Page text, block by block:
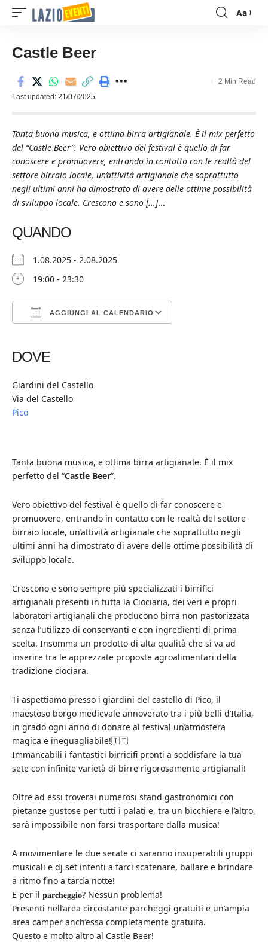
Font
Aa
Castle Beer
Last updated: 21/07/2025
2 Min Read
Tanta buona musica, e ottima birra artigianale. È il mix perfetto
del “Castle Beer”. Vero obiettivo del festival è quello di far
conoscere e promuovere, entrando in contatto con le realtà del
settore birraio locale, un’attività artigianale che soprattutto
negli ultimi anni ha dimostrato di avere delle ottime possibilità
di sviluppo locale. Crescono e sono [...]...
QUANDO
1.08.2025 - 2.08.2025
19:00 - 23:30
AGGIUNGI AL CALENDARIO
DOVE
Giardini del Castello
Via del Castello
Pico
Tanta buona musica, e ottima birra artigianale. È il mix
perfetto del “Castle Beer”.
Vero obiettivo del festival è quello di far conoscere e
promuovere, entrando in contatto con le realtà del settore
birraio locale, un’attività artigianale che soprattutto negli
ultimi anni ha dimostrato di avere delle ottime possibilità di
sviluppo locale.
Crescono e sono sempre più specializzati i birrifici
artigianali presenti in tutta la Ciociaria, dei veri e propri
laboratori artigianali che producono birra non pastorizzata
senza l’utilizzo di conservanti e con ingredienti di prima
scelta. Insomma un prodotto di alta qualità che si va ad
inserire tra le apprezzate proposte agroalimentari della
tradizione ciociara.
Ti aspettiamo presso i giardini del castello di Pico, il
maestoso borgo medievale annoverato tra i più belli d’Italia,
in grado ogni anno di donare al festival un’atmosfera
magica e ineguagliabile!🇮🇹
Immancabili i fantastici birricifi pronti a soddisfare la tua
sete con infinite varietà di birre rigorosamente artigianali!
Oltre ad essi troverai numerosi stand gastronomici con
pietanze gustose per tutti i palati e, tra un bicchiere e l’altro,
sarà impossibile non farsi trasportare dalla musica!
A movimentare le due serate ci saranno insuperabili gruppi
musicali e dj set intenti a farci scatenare, ballare e brindare
a ritmo fino a tarda notte!
E per il 𝐩𝐚𝐫𝐜𝐡𝐞𝐠𝐠𝐢𝐨? Nessun problema!
Presenti nell’area circostante parcheggi gratuiti e un’ampia
area camper anch’essa completamente gratuita.
Questo e molto altro al Castle Beer!